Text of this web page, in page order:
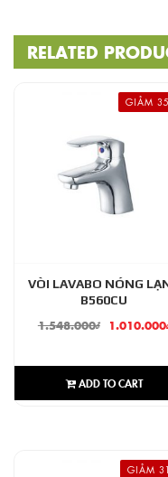
RELATED
GIẢM
VÒI LAVABO NÓNG
B560CU
1.548.000₫ 1.010.000
ADD TO CART
GIẢM